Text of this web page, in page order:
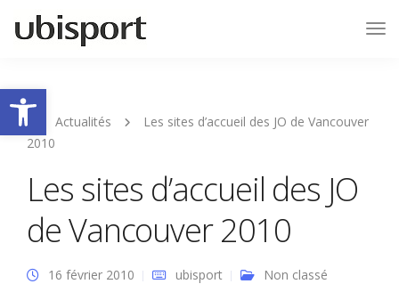
Ouvrir la barre d’outils
Actualités
Les sites d’accueil des JO de Vancouver
2010
Les sites d’accueil des JO
de Vancouver 2010
16 février 2010 ubisport Non classé